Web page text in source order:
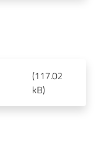
(117.02
kB)